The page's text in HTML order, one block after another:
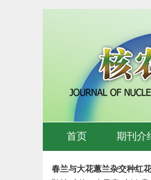
首页 期刊介
春兰与大花蕙兰杂交种红